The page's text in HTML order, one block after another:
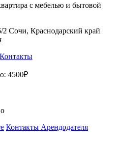
с мебелью и бытовой
2 Сочи, Краснодарский край
Контакты
4500₽
Контакты Арендодателя